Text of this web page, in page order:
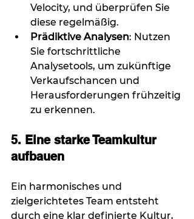
Velocity, und überprüfen Sie
diese regelmäßig.
Prädiktive Analysen: Nutzen
Sie fortschrittliche
Analysetools, um zukünftige
Verkaufschancen und
Herausforderungen frühzeitig
zu erkennen.
5. Eine starke Teamkultur
aufbauen
Ein harmonisches und
zielgerichtetes Team entsteht
durch eine klar definierte Kultur,